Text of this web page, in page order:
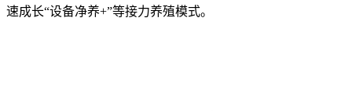
速成长“设备净养+”等接力养殖模式。